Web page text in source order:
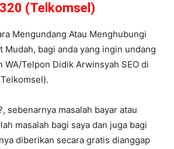
(Telkomsel)
Mengundang Atau Menghubungi
Mudah, bagi anda yang ingin undang
WA/Telpon Didik Arwinsyah SEO di
sebenarnya masalah bayar atau
masalah bagi saya dan juga bagi
diberikan secara gratis dianggap